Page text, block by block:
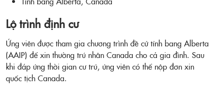
Lộ trình định cư
Ứng viên được tham gia chương trình đề cử tỉnh bang Alberta
(AAIP) để xin thường trú nhân Canada cho cả gia đình. Sau
khi đáp ứng thời gian cư trú, ứng viên có thể nộp đơn xin
quốc tịch Canada.